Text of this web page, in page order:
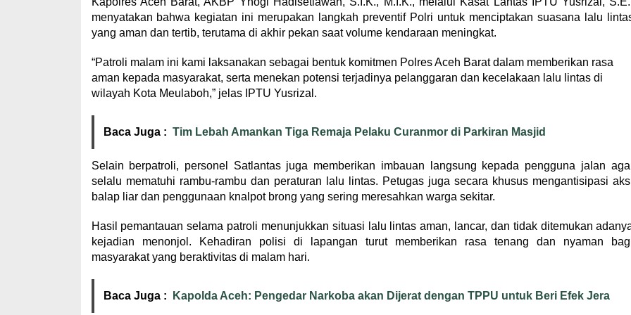
menyatakan bahwa kegiatan ini merupakan langkah preventif Polri untuk menciptakan suasana lalu
yang aman dan tertib, terutama di akhir pekan saat volume kendaraan meningkat.
“Patroli malam ini kami laksanakan sebagai bentuk komitmen Polres Aceh Barat dalam memberikan rasa
aman kepada masyarakat, serta menekan potensi terjadinya pelanggaran dan kecelakaan lalu lintas di
wilayah Kota Meulaboh,” jelas IPTU Yusrizal.
Baca Juga : Tim Lebah Amankan Tiga Remaja Pelaku Curanmor di Parkiran Masjid
Selain berpatroli, personel Satlantas juga memberikan imbauan langsung kepada pengguna jalan
selalu mematuhi rambu-rambu dan peraturan lalu lintas. Petugas juga secara khusus mengantisipasi
balap liar dan penggunaan knalpot brong yang sering meresahkan warga sekitar.
Hasil pemantauan selama patroli menunjukkan situasi lalu lintas aman, lancar, dan tidak ditemukan
kejadian menonjol. Kehadiran polisi di lapangan turut memberikan rasa tenang dan nyaman
masyarakat yang beraktivitas di malam hari.
Baca Juga : Kapolda Aceh: Pengedar Narkoba akan Dijerat dengan TPPU untuk Beri Efek Jera